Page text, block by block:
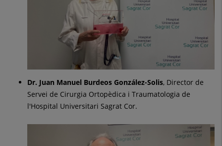
Dr. Juan Manuel Burdeos González-Solis, Director de
Servei de Cirurgia Ortopèdica i Traumatologia de
l'Hospital Universitari Sagrat Cor.